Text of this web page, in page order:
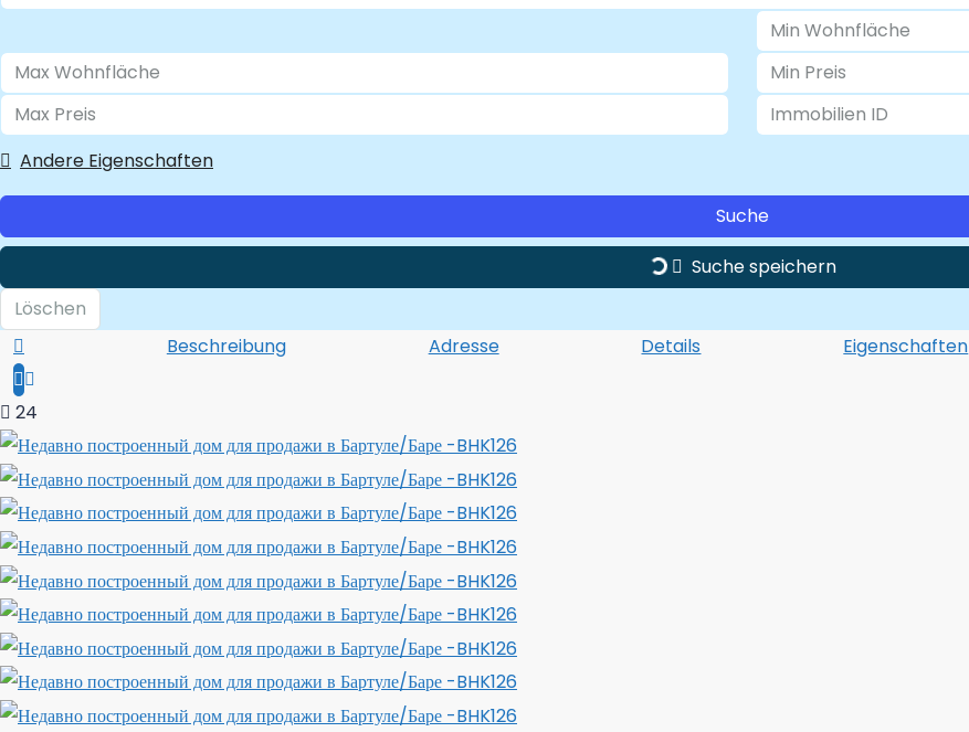
Andere Eigenschaften
Suche
Suche speichern
Löschen
Beschreibung
Adresse Details Eigenschaften
24